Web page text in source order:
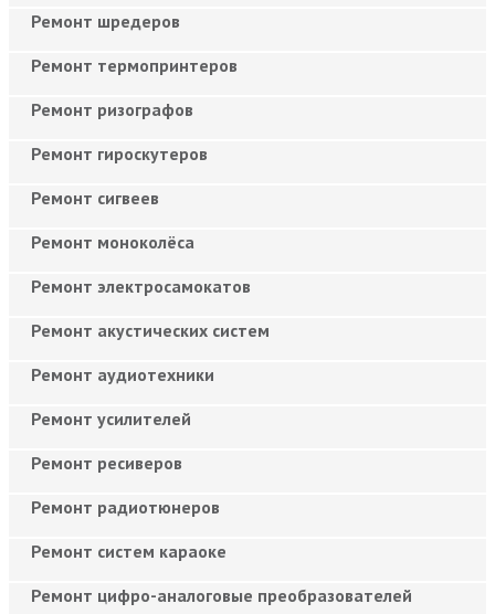
Ремонт шредеров
Ремонт термопринтеров
Ремонт ризографов
Ремонт гироскутеров
Ремонт сигвеев
Ремонт моноколёса
Ремонт электросамокатов
Ремонт акустических систем
Ремонт аудиотехники
Ремонт усилителей
Ремонт ресиверов
Ремонт радиотюнеров
Ремонт систем караоке
Ремонт цифро-аналоговые преобразователей